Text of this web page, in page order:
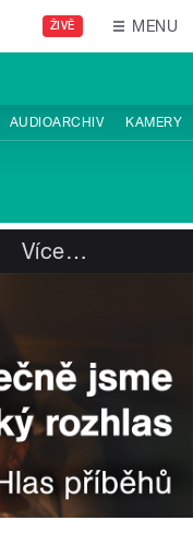
ŽIVĚ MENU
AUDIOARCHIV KAMERY
Více…